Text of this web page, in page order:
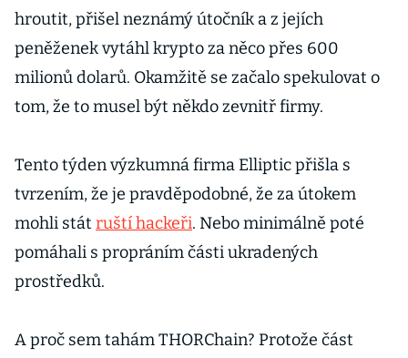
hroutit, přišel neznámý útočník a z jejích
peněženek vytáhl krypto za něco přes 600
milionů dolarů. Okamžitě se začalo spekulovat o
tom, že to musel být někdo zevnitř firmy.
Tento týden výzkumná firma Elliptic přišla s
tvrzením, že je pravděpodobné, že za útokem
mohli stát ruští hackeři. Nebo minimálně poté
pomáhali s propráním části ukradených
prostředků.
A proč sem tahám THORChain? Protože část